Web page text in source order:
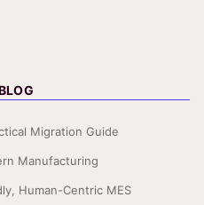
Migration Guide
Manufacturing
Human-Centric MES